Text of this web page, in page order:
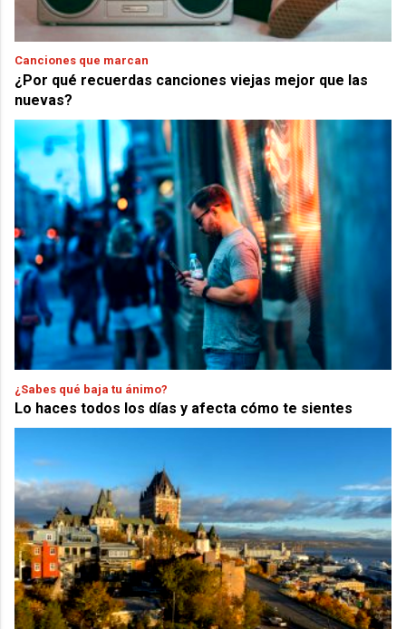
Canciones que marcan
¿Por qué recuerdas canciones viejas mejor que las
nuevas?
¿Sabes qué baja tu ánimo?
Lo haces todos los días y afecta cómo te sientes